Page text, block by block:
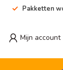
Pakketten
Mijn account